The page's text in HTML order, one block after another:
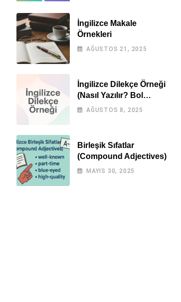
İngilizce Makale
Örnekleri
AĞUSTOS 21, 2025
İngilizce Dilekçe Örneği
(Nasıl Yazılır? Bol
Örnekli)
AĞUSTOS 8, 2025
Birleşik Sıfatlar
(Compound Adjectives)
MAYIS 30, 2025